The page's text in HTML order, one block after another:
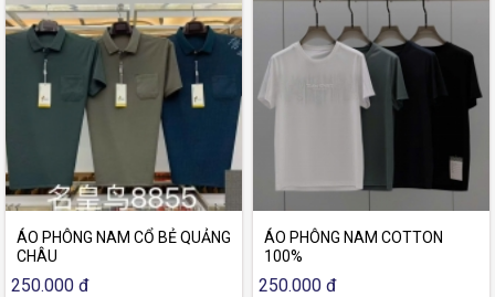
ÁO PHÔNG NAM CỔ BẺ QUẢNG
CHÂU
250.000 đ
ÁO PHÔNG NAM COTTON
100%
250.000 đ